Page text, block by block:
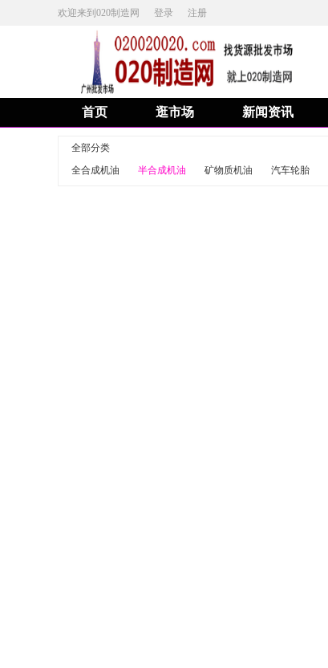
欢迎来到020制造网 登录 注册
首页 逛市场 新闻资讯
全部分类
全合成机油
半合成机油 矿物质机油 汽车轮胎